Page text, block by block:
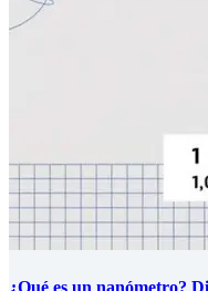
¿Qué es un nanómetro?